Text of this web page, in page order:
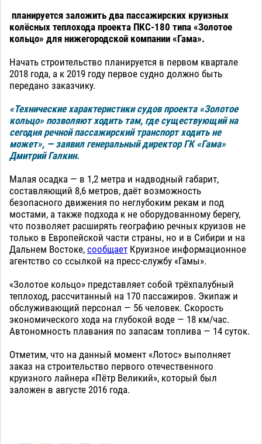
планируется заложить два пассажирских круизных
колёсных теплохода проекта ПКС-180 типа «Золотое
кольцо» для нижегородской компании «Гама».
Начать строительство планируется в первом квартале
2018 года, а к 2019 году первое судно должно быть
передано заказчику.
«Технические характеристики судов проекта «Золотое
кольцо» позволяют ходить там, где существующий на
сегодня речной пассажирский транспорт ходить не
может», — заявил генеральный директор ГК «Гама»
Дмитрий Галкин.
Малая осадка — в 1,2 метра и надводный габарит,
составляющий 8,6 метров, даёт возможность
безопасного движения по неглубоким рекам и под
мостами, а также подхода к не оборудованному берегу,
что позволяет расширять географию речных круизов не
только в Европейской части страны, но и в Сибири и на
Дальнем Востоке, сообщает Круизное информационное
агентство со ссылкой на пресс-службу «Гамы».
«Золотое кольцо» представляет собой трёхпалубный
теплоход, рассчитанный на 170 пассажиров. Экипаж и
обслуживающий персонал — 56 человек. Скорость
экономического хода на глубокой воде — 18 км/час.
Автономность плавания по запасам топлива — 14 суток.
Отметим, что на данный момент «Лотос» выполняет
заказ на строительство первого отечественного
круизного лайнера «Пётр Великий», который был
заложен в августе 2016 года.